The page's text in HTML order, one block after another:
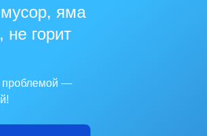
яма
не горит
проблемой —